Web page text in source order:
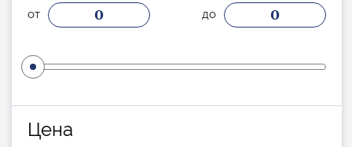
от 0 до 0
Цена